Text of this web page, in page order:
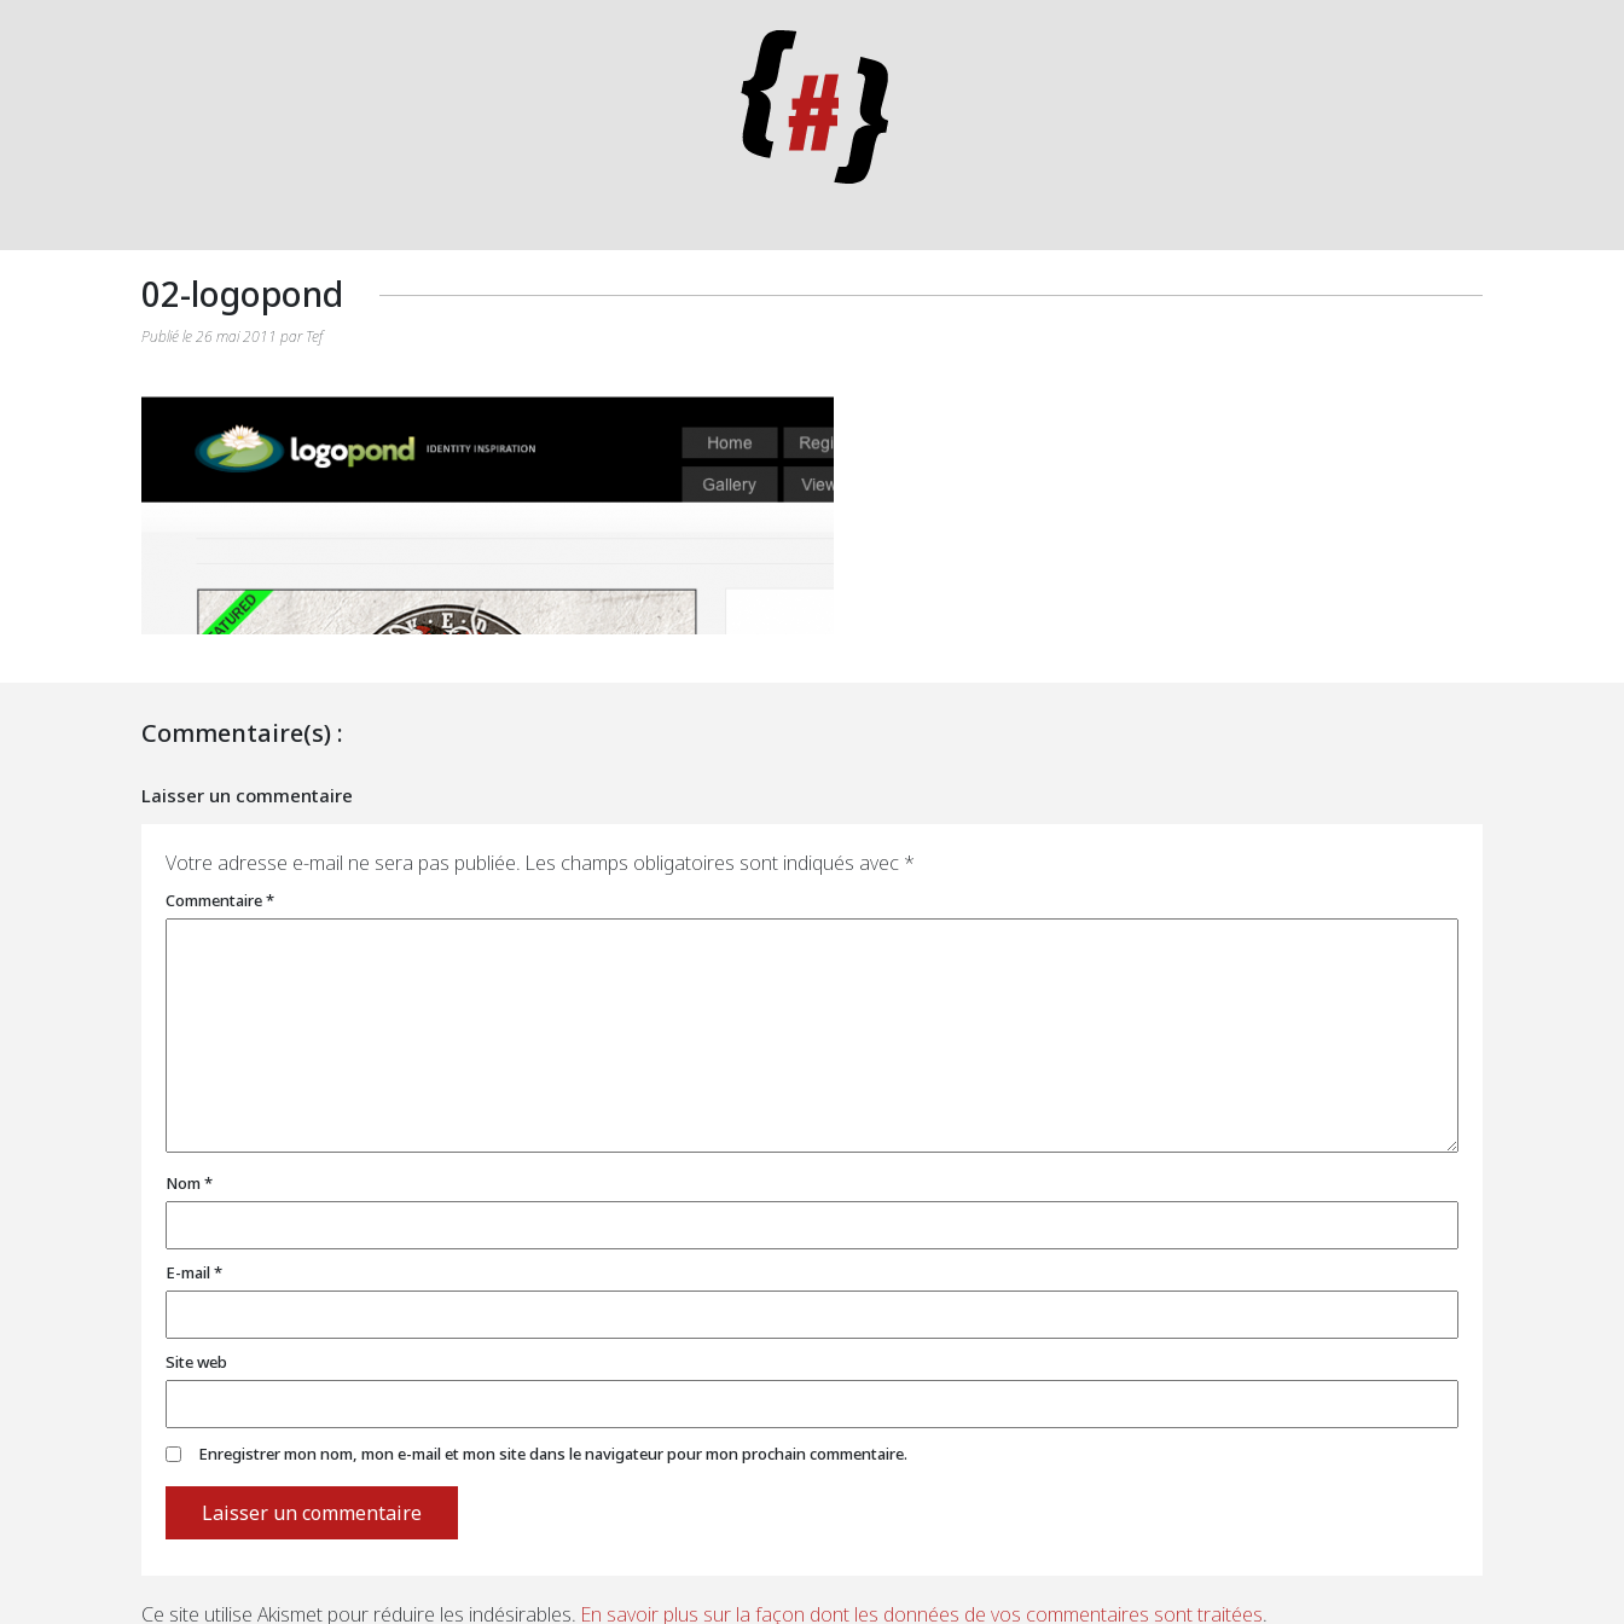
02-logopond
Publié le 26 mai 2011 par Tef
Commentaire(s) :
Laisser un commentaire
Votre adresse e-mail ne sera pas publiée. Les champs obligatoires sont indiqués avec *
Commentaire*
Nom*
E-mail*
Site web
Enregistrer mon nom, mon e-mail et mon site dans le navigateur pour mon prochain commentaire.
Ce site utilise Akismet pour réduire les indésirables. En savoir plus sur la façon dont les données de vos commentaires sont traitées.